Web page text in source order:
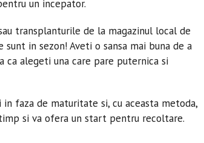
un incepator.
transplanturile de la magazinul local de
in sezon! Aveti o sansa mai buna de a
ca alegeti una care pare puternica si
faza de maturitate si, cu aceasta metoda,
si va ofera un start pentru recoltare.